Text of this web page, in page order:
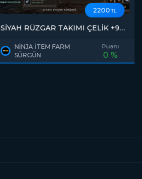
2200 TL
SİYAH RÜZGAR TAKIMI ÇELİK +9
NİNJA İTEM FARM
SÜRGÜN
Puanı
0 %